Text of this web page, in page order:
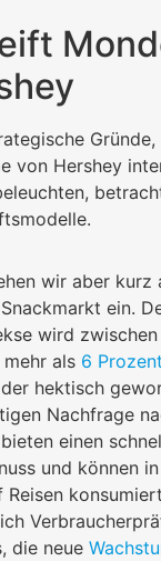
von Hershey
wir aber kurz
ein.
wird
als 6 Prozent
hektisch
Nachfrage
einen
und können
die neue